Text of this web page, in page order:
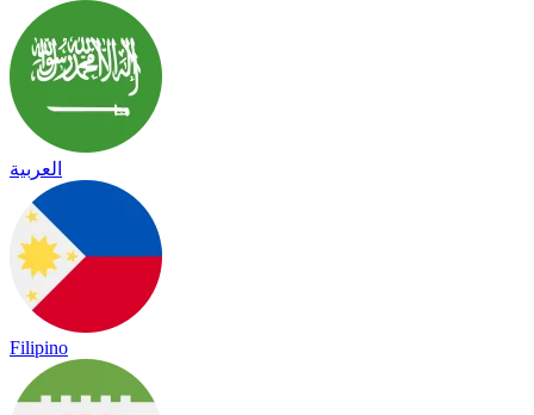
العربية
Filipino